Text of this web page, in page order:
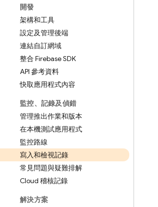
開發
架構和工具
設定及管理後端
連結自訂網域
整合 Firebase SDK
API 參考資料
快取應用程式內容
監控、記錄及偵錯
管理推出作業和版本
在本機測試應用程式
監控路線
寫入和檢視記錄
常見問題與疑難排解
Cloud 稽核記錄
解決方案